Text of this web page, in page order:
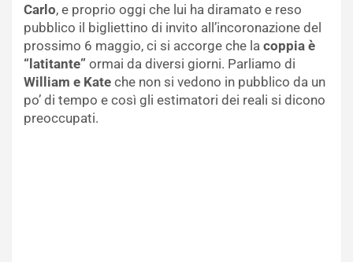
Carlo, e proprio oggi che lui ha diramato e reso
pubblico il bigliettino di invito all’incoronazione del
prossimo 6 maggio, ci si accorge che la coppia è
“latitante” ormai da diversi giorni. Parliamo di
William e Kate che non si vedono in pubblico da un
po’ di tempo e così gli estimatori dei reali si dicono
preoccupati.